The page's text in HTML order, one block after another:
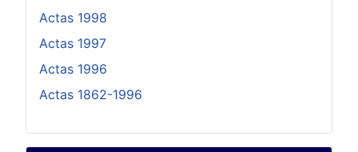
Actas 1998
Actas 1997
Actas 1996
Actas 1862-1996